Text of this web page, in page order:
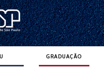
GRADUAÇÃO